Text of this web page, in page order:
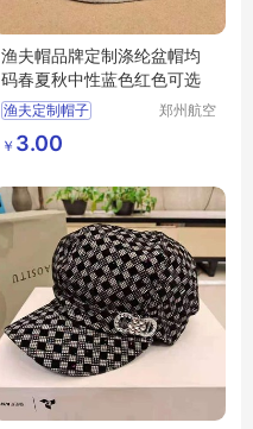
渔夫帽品牌定制涤纶盆帽均
码春夏秋中性蓝色红色可选
渔夫定制帽子
郑州航空
￥ 3.00